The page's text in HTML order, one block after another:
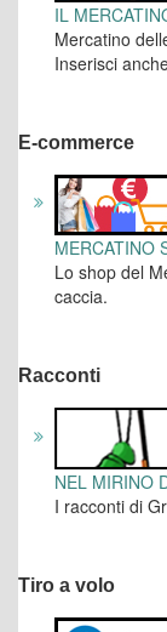
IL
Mercatino
Inserisci
E-commerce
MERCATINO
Lo shop del
caccia.
Racconti
NEL MIRINO
I racconti di
Tiro a volo